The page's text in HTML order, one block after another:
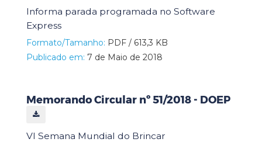
Informa parada programada no Software
Express
Formato/Tamanho: PDF / 613,3 KB
Publicado em: 7 de Maio de 2018
Memorando Circular nº 51/2018 - DOEP
VI Semana Mundial do Brincar